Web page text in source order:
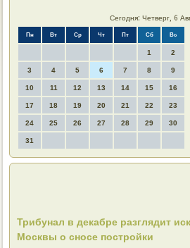
Сегодня: Четверг, 6
Пн Вт Ср Чт Пт Сб Вс
1 2
3 4 5 6 7 8 9
10 11 12 13 14 15 16
17 18 19 20 21 22 23
24 25 26 27 28 29 30
31
Трибунал в декабре разглядит
Москвы о сносе постройки